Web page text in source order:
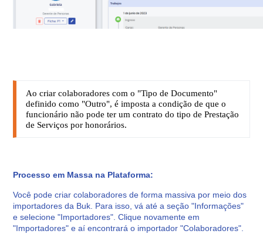
Ao criar colaboradores com o "Tipo de Documento"
definido como "Outro", é imposta a condição de que o
funcionário não pode ter um contrato do tipo de Prestação
de Serviços por honorários.
Processo em Massa na Plataforma:
Você pode criar colaboradores de forma massiva por meio dos
importadores da Buk. Para isso, vá até a seção "Informações"
e selecione "Importadores". Clique novamente em
"Importadores" e aí encontrará o importador "Colaboradores".